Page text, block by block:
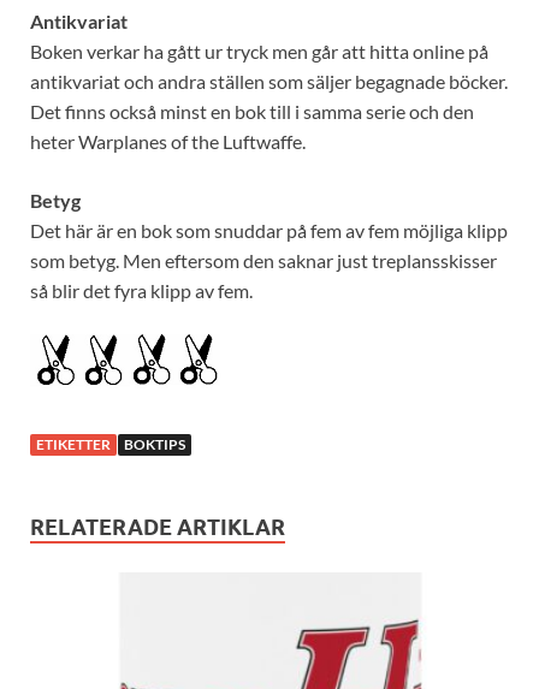
Antikvariat
Boken verkar ha gått ur tryck men går att hitta online på
antikvariat och andra ställen som säljer begagnade böcker.
Det finns också minst en bok till i samma serie och den
heter Warplanes of the Luftwaffe.
Betyg
Det här är en bok som snuddar på fem av fem möjliga klipp
som betyg. Men eftersom den saknar just treplansskisser
så blir det fyra klipp av fem.
ETIKETTER BOKTIPS
RELATERADE ARTIKLAR